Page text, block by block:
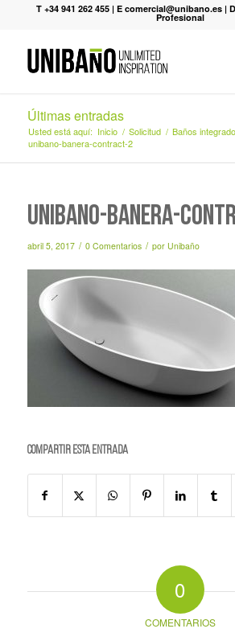
T +34 941 262 455 |E comercial@unibano.es |
Profesional
Últimas entradas
Usted está aquí: Inicio / Solicitud / Baños
unibano-banera-contract-2
unibano-banera-
abril 5, 2017 / 0 Comentarios / por Unibaño
Compartir esta entrada
0
COMENTARIOS